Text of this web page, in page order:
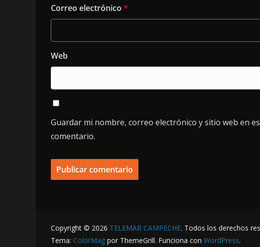
Correo electrónico *
Web
Guardar mi nombre, correo electrónico y sitio web en
comentario.
Copyright © 2026 TELEMAR CAMPECHE. Todos los derechos
Tema: ColorMag por ThemeGrill. Funciona con WordPress.